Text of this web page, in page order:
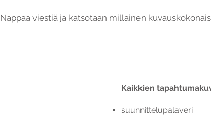
Nappaa viestiä ja katsotaan millainen
Kaikkien
suunnittelupalaveri